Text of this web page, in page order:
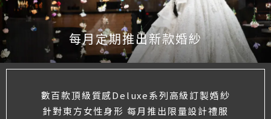
每月定期推出新款婚紗
數百款頂級質感Deluxe系列高級訂製婚紗
針對東方女性身形 每月推出限量設計禮服